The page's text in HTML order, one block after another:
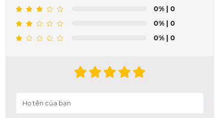
0% | 0
0% | 0
0% | 0